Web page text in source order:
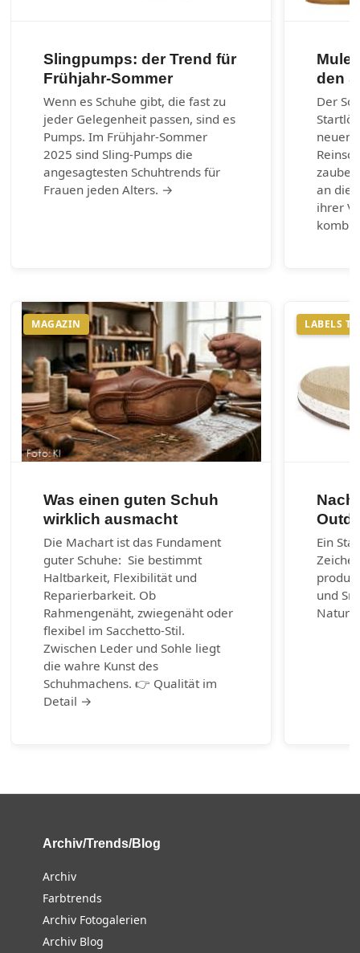
Slingpumps: der Trend für
Frühjahr-Sommer
Wenn es Schuhe gibt, die fast zu
jeder Gelegenheit passen, sind es
Pumps. Im Frühjahr-Sommer
2025 sind Sling-Pumps die
angesagtesten Schuhtrends für
Frauen jeden Alters. →
den
Der
neuen
an die
ihrer
MAGAZIN
Was einen guten Schuh
wirklich ausmacht
Die Machart ist das Fundament
guter Schuhe: Sie bestimmt
Haltbarkeit, Flexibilität und
Reparierbarkeit. Ob
Rahmengenäht, zwiegenäht oder
flexibel im Sacchetto-Stil.
Zwischen Leder und Sohle liegt
die wahre Kunst des
Schuhmachens. 👉 Qualität im
Detail →
LABELS
Ein
und
Archiv/Trends/Blog
Archiv
Farbtrends
Archiv Fotogalerien
Archiv Blog